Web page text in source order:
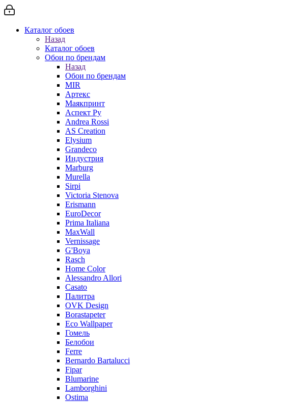
Каталог обоев
Назад
Каталог обоев
Обои по брендам
Назад
Обои по брендам
MIR
Артекс
Маякпринт
Аспект Ру
Andrea Rossi
AS Creation
Elysium
Grandeco
Индустрия
Marburg
Murella
Sirpi
Victoria Stenova
Erismann
EuroDecor
Prima Italiana
MaxWall
Vernissage
G'Boya
Rasch
Home Color
Alessandro Allori
Casato
Палитра
OVK Design
Borastapeter
Eco Wallpaper
Гомель
Белобои
Ferre
Bernardo Bartalucci
Fipar
Blumarine
Lamborghini
Ostima